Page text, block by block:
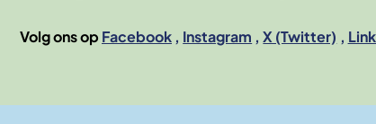
Volg ons op Facebook Instagram X (Twitter)